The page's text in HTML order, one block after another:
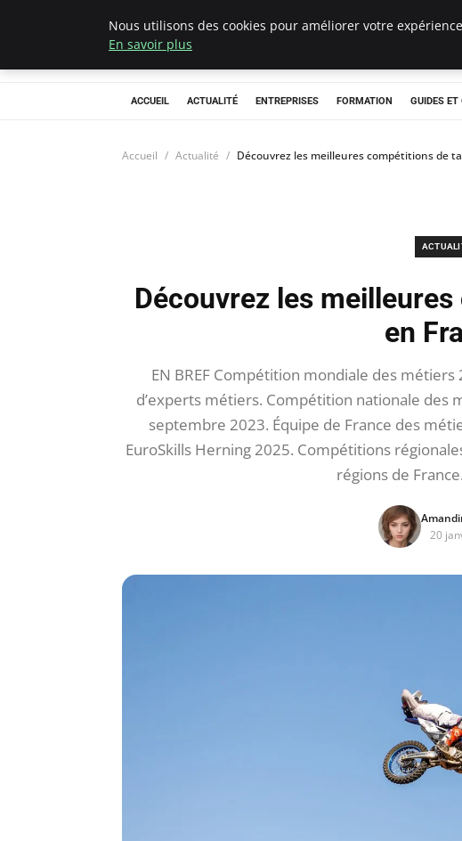
Chasseur De Tête
ACCUEIL ACTUALITÉ ENTREPRISES FORMATION GUIDES ET
Accueil Actualité Découvrez les meilleures compétitions de
Découvrez les
en
EN BREF Compétition mondiale des
d’experts métiers. Compétition nationale des
septembre 2023. Équipe de France des
EuroSkills Herning 2025. Compétitions
régions de
20
Nous utilisons des cookies pour améliorer votre
En savoir plus